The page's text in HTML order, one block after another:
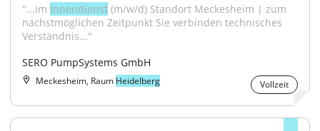
"...im Innendienst (m/w/d) Standort Meckesheim | zum
nächstmöglichen Zeitpunkt Sie verbinden technisches
Verständnis..."
SERO PumpSystems GmbH
Meckesheim, Raum Heidelberg Vollzeit